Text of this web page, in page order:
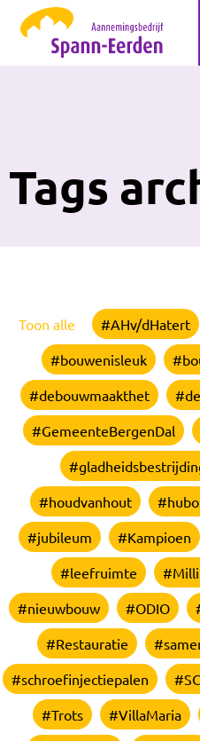
Tags
Toon alle #AHv/dHatert
#bouwenisleuk
#debouwmaakthet
#GemeenteBergenDal
#houdvanhout
#jubileum
#Kampioen
#leefruimte
#nieuwbouw
#ODIO
#Restauratie
#schroefinjectiepalen
#Trots
#VillaMaria